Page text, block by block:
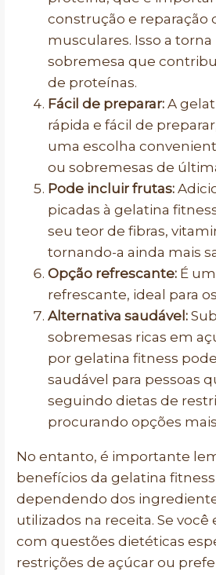
construção e reparação
musculares. Isso a
sobremesa que
de proteínas.
Fácil de preparar: A
rápida e fácil de
uma escolha
ou sobremesas de
Pode incluir frutas:
picadas à gelatina
seu teor de fibras,
tornando-a ainda mais
Opção refrescante: É
refrescante, ideal para
Alternativa saudável:
sobremesas ricas em
por gelatina fitness
saudável para pessoas
seguindo dietas de
procurando opções
No entanto, é importante
benefícios da gelatina
dependendo dos
utilizados na receita. Se
com questões dietéticas
restrições de açúcar ou